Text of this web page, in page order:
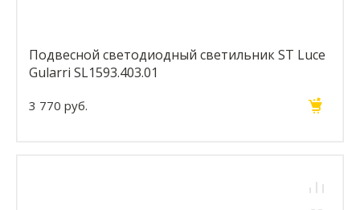
Подвесной светодиодный светильник ST Luce
Gularri SL1593.403.01
3 770 руб.